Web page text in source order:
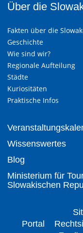
Über die
Fakten über die
Geschichte
Wie sind wir?
Regionale Aufteilung
Städte
Kuriositäten
Praktische Infos
Wissenswertes
Blog
Ministerium für
Slowakischen
Portal